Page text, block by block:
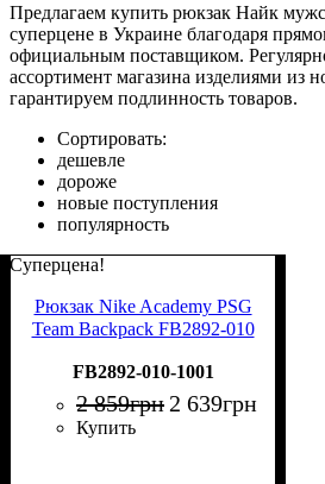
Предлагаем купить рюкзак Найк
суперцене в Украине благодаря
официальным поставщиком.
ассортимент магазина изделиями из
гарантируем подлинность товаров.
Сортировать:
дешевле
дороже
новые поступления
популярность
Суперцена!
Рюкзак Nike Academy PSG
Team Backpack FB2892-010
FB2892-010-1001
2 859грн 2 639грн
Купить